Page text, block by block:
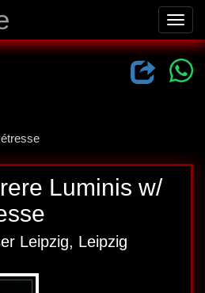
Luminis w/
Leipzig, Leipzig